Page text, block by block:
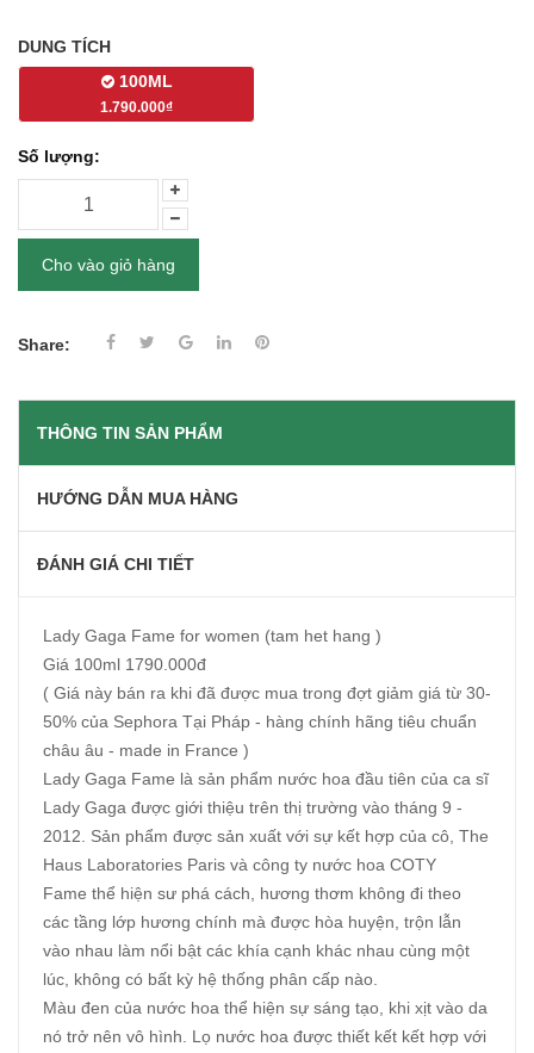
DUNG TÍCH
100ML
1.790.000₫
Số lượng:
Cho vào giỏ hàng
Share:
THÔNG TIN SẢN PHẨM
HƯỚNG DẪN MUA HÀNG
ĐÁNH GIÁ CHI TIẾT
Lady Gaga Fame for women (tam het hang )
Giá 100ml 1790.000đ
( Giá này bán ra khi đã được mua trong đợt giảm giá từ 30-
50% của Sephora Tại Pháp - hàng chính hãng tiêu chuẩn
châu âu - made in France )
Lady Gaga Fame là sản phẩm nước hoa đầu tiên của ca sĩ
Lady Gaga được giới thiệu trên thị trường vào tháng 9 -
2012. Sản phẩm được sản xuất với sự kết hợp của cô, The
Haus Laboratories Paris và công ty nước hoa COTY
Fame thể hiện sư phá cách, hương thơm không đi theo
các tầng lớp hương chính mà được hòa huyện, trộn lẫn
vào nhau làm nổi bật các khía cạnh khác nhau cùng một
lúc, không có bất kỳ hệ thống phân cấp nào.
Màu đen của nước hoa thể hiện sự sáng tạo, khi xịt vào da
nó trở nên vô hình. Lọ nước hoa được thiết kết kết hợp với